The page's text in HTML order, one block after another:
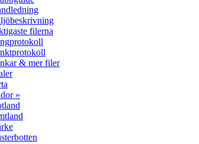
filerna
& mer filer
»